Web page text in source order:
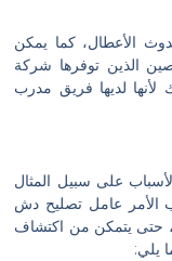
الأعطال، كما يمكن
الذين توفرها شركة
لديها فريق مدرب
على سبيل المثال
الأمر عامل تصليح دش
حتى يتمكن من اكتشاف
يلي: